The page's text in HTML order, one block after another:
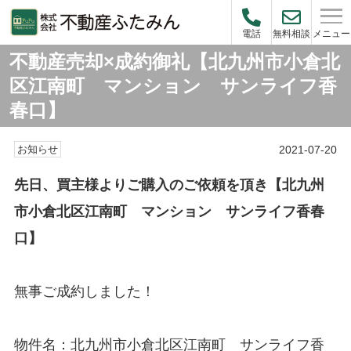
電話 無料相談 メニュー
不動産売却×成約御礼【北九州市小倉北
区江南町 マンション サンライフ香
春口】
お知らせ 2021-07-20
先日、買主様よりご購入のご依頼を頂き【北九州
市小倉北区江南町 マンション サンライフ香春
口】
無事ご成約しました！
物件名：北九州市小倉北区江南町 サンライフ香